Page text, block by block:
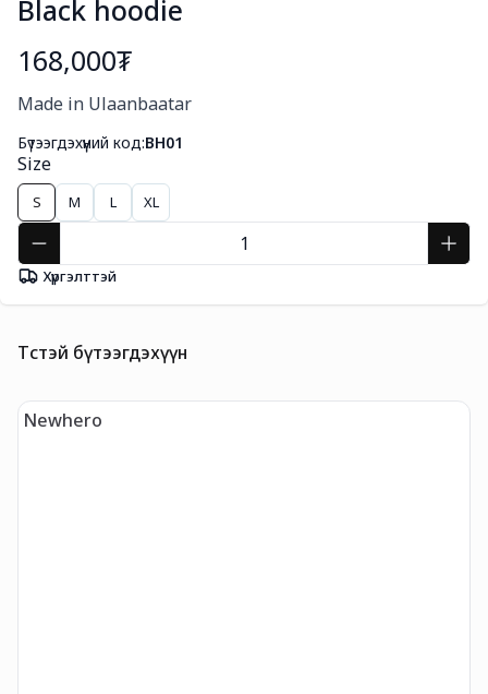
Black hoodie
168,000₮
Made in Ulaanbaatar
Бүтээгдэхүүний код:BH01
Size
S M L XL
Хүргэлттэй
Төстэй бүтээгдэхүүн
Newhero